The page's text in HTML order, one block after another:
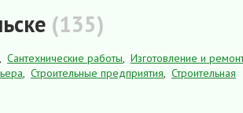
(135)
, Сантехнические работы, Изготовление и
, Строительные предприятия, Строительная